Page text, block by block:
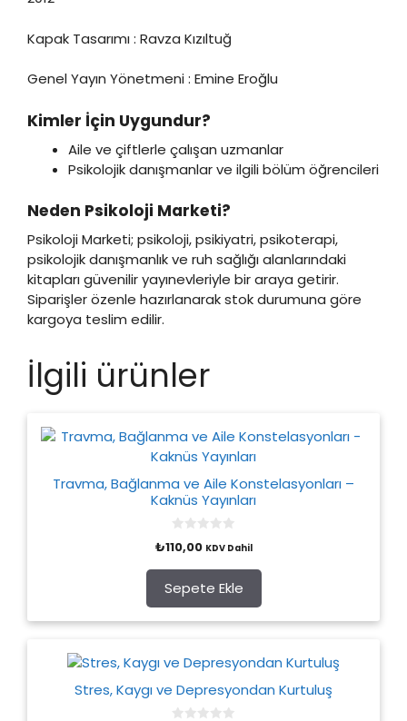
Kapak Tasarımı : Ravza Kızıltuğ
Genel Yayın Yönetmeni : Emine Eroğlu
Kimler İçin Uygundur?
Aile ve çiftlerle çalışan uzmanlar
Psikolojik danışmanlar ve ilgili bölüm öğrencileri
Neden Psikoloji Marketi?
Psikoloji Marketi; psikoloji, psikiyatri, psikoterapi,
psikolojik danışmanlık ve ruh sağlığı alanlarındaki
kitapları güvenilir yayınevleriyle bir araya getirir.
Siparişler özenle hazırlanarak stok durumuna göre
kargoya teslim edilir.
İlgili ürünler
Travma, Bağlanma ve Aile Konstelasyonları –
Kaknüs Yayınları
0
o
t
o
f
5
₺110,00 KDV Dahil
Sepete Ekle
Stres, Kaygı ve Depresyondan Kurtuluş